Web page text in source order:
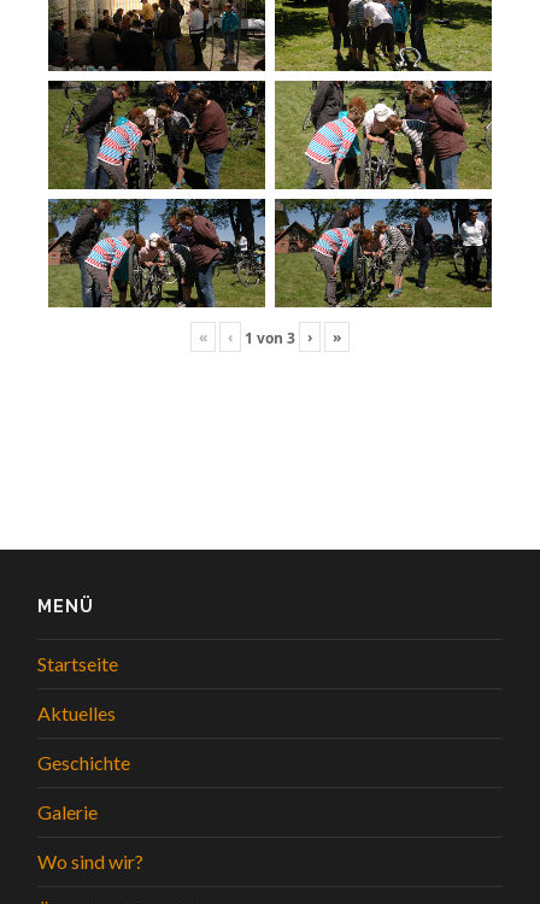
« ‹ 1 von 3 › »
MENÜ
Startseite
Aktuelles
Geschichte
Galerie
Wo sind wir?